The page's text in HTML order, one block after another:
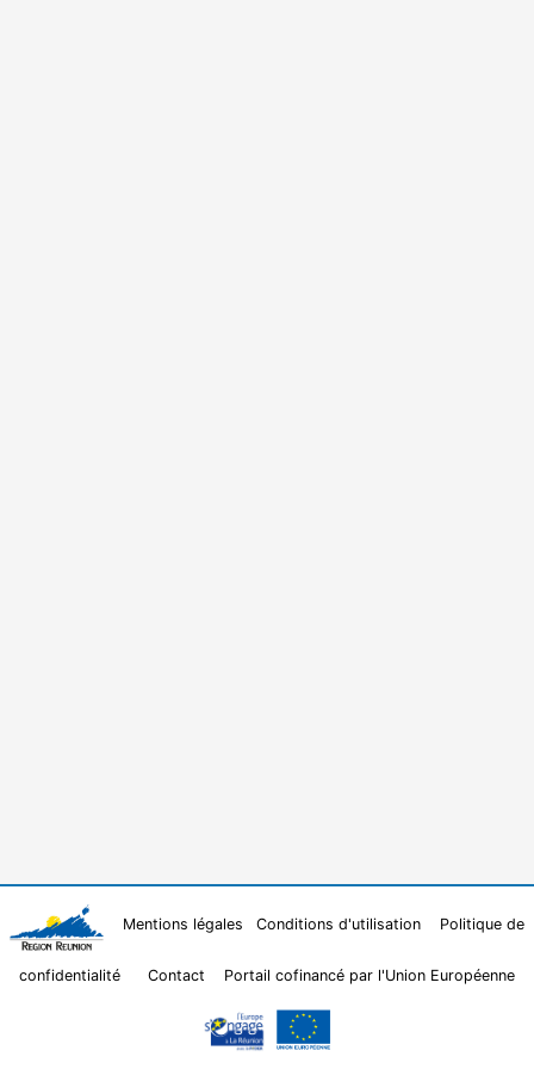
Mentions légales Conditions d'utilisation Politique de
confidentialité Contact Portail cofinancé par l'Union Européenne